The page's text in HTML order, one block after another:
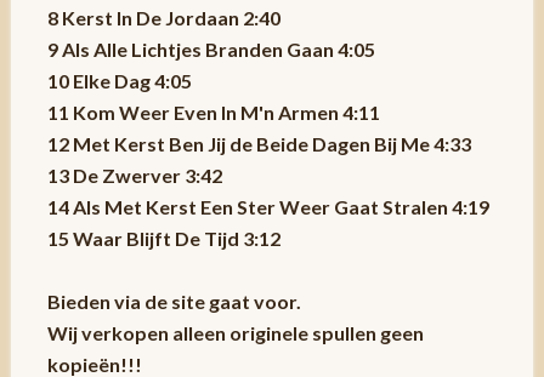
8 Kerst In De Jordaan 2:40
9 Als Alle Lichtjes Branden Gaan 4:05
10 Elke Dag 4:05
11 Kom Weer Even In M'n Armen 4:11
12 Met Kerst Ben Jij de Beide Dagen Bij Me 4:33
13 De Zwerver 3:42
14 Als Met Kerst Een Ster Weer Gaat Stralen 4:19
15 Waar Blijft De Tijd 3:12
Bieden via de site gaat voor.
Wij verkopen alleen originele spullen geen
kopieën!!!